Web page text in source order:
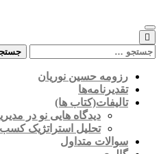
to
content
جستجو
رزومه حسین نوریان
تقدیرنامه‌ها
تالیفات(کتاب ها)
دیدگاه هایی نو در
تحلیل استراتژیک
سوالات متداول